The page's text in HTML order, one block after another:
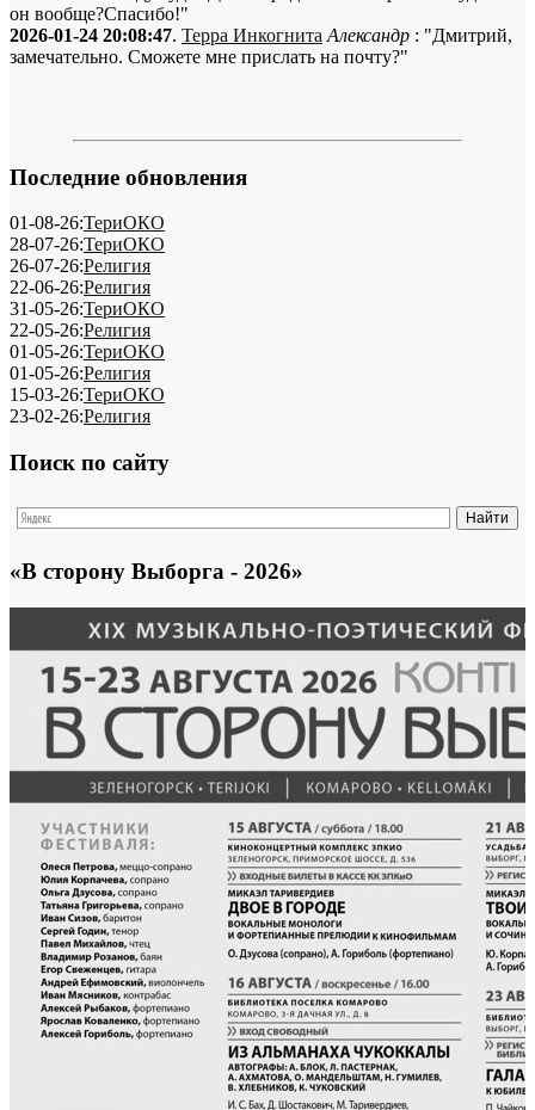
он вообще?Спасибо!"
2026-01-24 20:08:47. Терра Инкогнита Александр : "Дмитрий,
замечательно. Сможете мне прислать на почту?"
Последние обновления
01-08-26:ТериОКО
28-07-26:ТериОКО
26-07-26:Религия
22-06-26:Религия
31-05-26:ТериОКО
22-05-26:Религия
01-05-26:ТериОКО
01-05-26:Религия
15-03-26:ТериОКО
23-02-26:Религия
Поиск по сайту
«В сторону Выборга - 2026»